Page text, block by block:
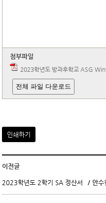
첨부파일
2023학년도 방과후학교 ASG
전체 파일 다운로드
인쇄하기
이전글
2023학년도 2학기 SA 정산서 / 안수